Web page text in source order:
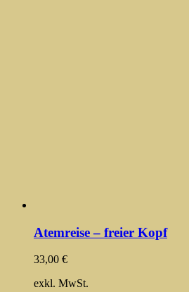
Atemreise – freier Kopf
33,00 €
exkl. MwSt.